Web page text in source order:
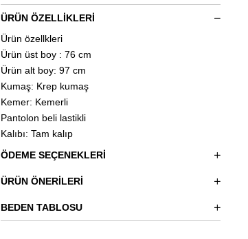
ÜRÜN ÖZELLIKLERI
Ürün özellkleri
Ürün üst boy : 76 cm
Ürün alt boy: 97 cm
Kumaş: Krep kumaş
Kemer: Kemerli
Pantolon beli lastikli
Kalıbı: Tam kalıp
ÖDEME SEÇENEKLERI
ÜRÜN ÖNERILERI
BEDEN TABLOSU